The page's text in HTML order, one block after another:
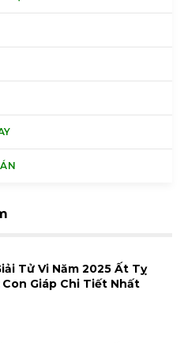
Tử Vi Năm 2025 Ất Tỵ
Con Giáp Chi Tiết Nhất